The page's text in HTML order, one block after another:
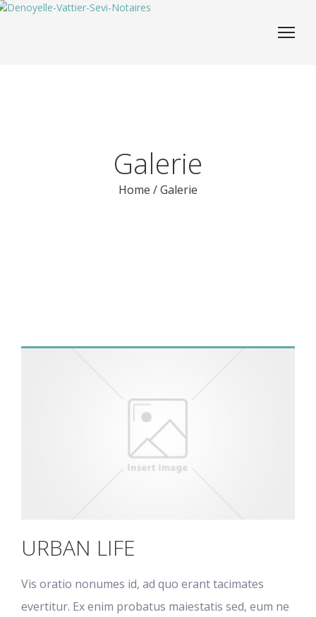
Galerie
Home /Galerie
URBAN LIFE
Vis oratio nonumes id, ad quo erant tacimates
evertitur. Ex enim probatus maiestatis sed, eum ne